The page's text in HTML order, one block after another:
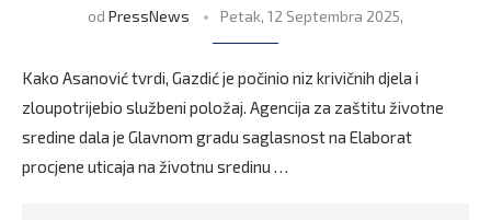
od PressNews Petak, 12 Septembra 2025,
Kako Asanović tvrdi, Gazdić je počinio niz krivičnih djela i
zloupotrijebio službeni položaj. Agencija za zaštitu životne
sredine dala je Glavnom gradu saglasnost na Elaborat
procjene uticaja na životnu sredinu …